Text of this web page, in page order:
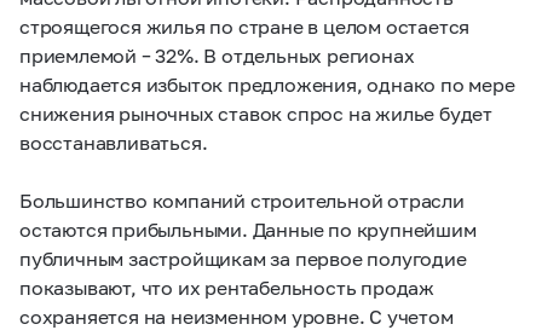
строящегося жилья по стране в целом остается
приемлемой – 32%. В отдельных регионах
наблюдается избыток предложения, однако по мере
снижения рыночных ставок спрос на жилье будет
восстанавливаться.
Большинство компаний строительной отрасли
остаются прибыльными. Данные по крупнейшим
публичным застройщикам за первое полугодие
показывают, что их рентабельность продаж
сохраняется на неизменном уровне. С учетом